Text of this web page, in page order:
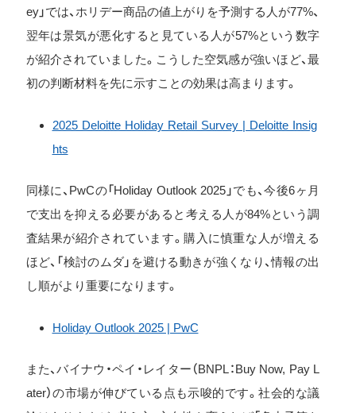
ey」では、ホリデー商品の値上がりを予測する人が77%、
翌年は景気が悪化すると見ている人が57%という数字
が紹介されていました。こうした空気感が強いほど、最
初の判断材料を先に示すことの効果は高まります。
2025 Deloitte Holiday Retail Survey | Deloitte Insig
hts
同様に、PwCの「Holiday Outlook 2025」でも、今後6ヶ月
で支出を抑える必要があると考える人が84%という調
査結果が紹介されています。購入に慎重な人が増える
ほど、「検討のムダ」を避ける動きが強くなり、情報の出
し順がより重要になります。
Holiday Outlook 2025 | PwC
また、バイナウ・ペイ・レイター（BNPL：Buy Now, Pay L
ater）の市場が伸びている点も示唆的です。社会的な議